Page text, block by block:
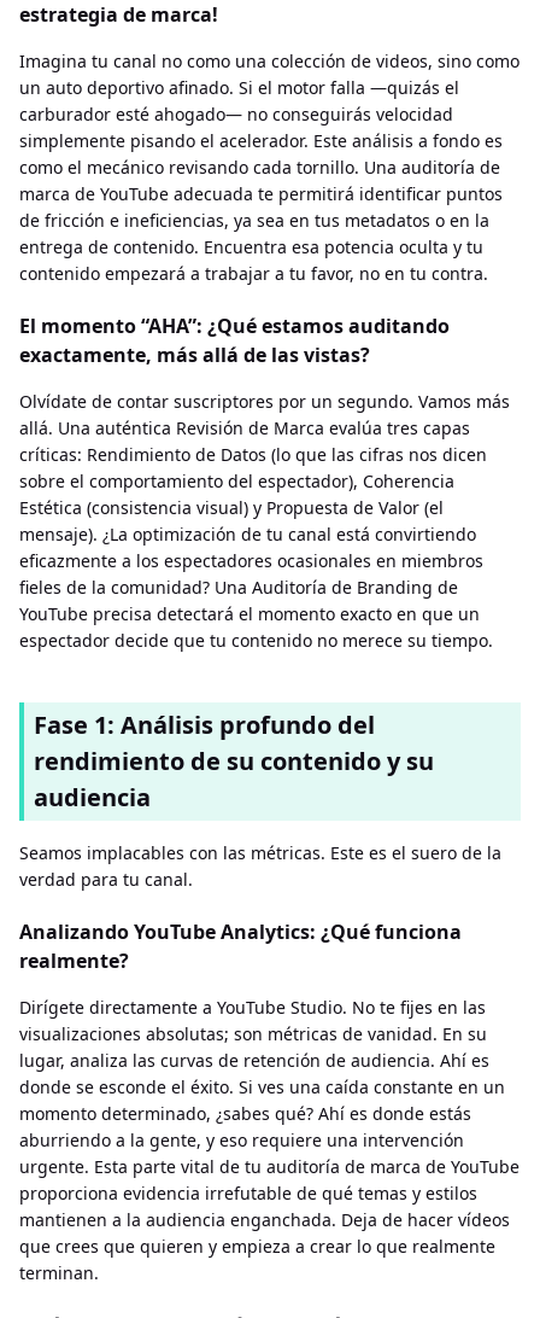
estrategia de marca!
Imagina tu canal no como una colección de videos, sino como
un auto deportivo afinado. Si el motor falla —quizás el
carburador esté ahogado— no conseguirás velocidad
simplemente pisando el acelerador. Este análisis a fondo es
como el mecánico revisando cada tornillo. Una auditoría de
marca de YouTube adecuada te permitirá identificar puntos
de fricción e ineficiencias, ya sea en tus metadatos o en la
entrega de contenido. Encuentra esa potencia oculta y tu
contenido empezará a trabajar a tu favor, no en tu contra.
El momento “AHA”: ¿Qué estamos auditando
exactamente, más allá de las vistas?
Olvídate de contar suscriptores por un segundo. Vamos más
allá. Una auténtica Revisión de Marca evalúa tres capas
críticas: Rendimiento de Datos (lo que las cifras nos dicen
sobre el comportamiento del espectador), Coherencia
Estética (consistencia visual) y Propuesta de Valor (el
mensaje). ¿La optimización de tu canal está convirtiendo
eficazmente a los espectadores ocasionales en miembros
fieles de la comunidad? Una Auditoría de Branding de
YouTube precisa detectará el momento exacto en que un
espectador decide que tu contenido no merece su tiempo.
Fase 1: Análisis profundo del
rendimiento de su contenido y su
audiencia
Seamos implacables con las métricas. Este es el suero de la
verdad para tu canal.
Analizando YouTube Analytics: ¿Qué funciona
realmente?
Dirígete directamente a YouTube Studio. No te fijes en las
visualizaciones absolutas; son métricas de vanidad. En su
lugar, analiza las curvas de retención de audiencia. Ahí es
donde se esconde el éxito. Si ves una caída constante en un
momento determinado, ¿sabes qué? Ahí es donde estás
aburriendo a la gente, y eso requiere una intervención
urgente. Esta parte vital de tu auditoría de marca de YouTube
proporciona evidencia irrefutable de qué temas y estilos
mantienen a la audiencia enganchada. Deja de hacer vídeos
que crees que quieren y empieza a crear lo que realmente
terminan.